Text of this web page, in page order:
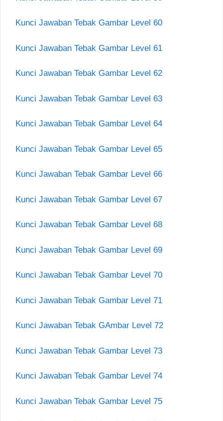
Kunci Jawaban Tebak Gambar Level 60
Kunci Jawaban Tebak Gambar Level 61
Kunci Jawaban Tebak Gambar Level 62
Kunci Jawaban Tebak Gambar Level 63
Kunci Jawaban Tebak Gambar Level 64
Kunci Jawaban Tebak Gambar Level 65
Kunci Jawaban Tebak Gambar Level 66
Kunci Jawaban Tebak Gambar Level 67
Kunci Jawaban Tebak Gambar Level 68
Kunci Jawaban Tebak Gambar Level 69
Kunci Jawaban Tebak Gambar Level 70
Kunci Jawaban Tebak Gambar Level 71
Kunci Jawaban Tebak GAmbar Level 72
Kunci Jawaban Tebak Gambar Level 73
Kunci Jawaban Tebak Gambar Level 74
Kunci Jawaban Tebak Gambar Level 75